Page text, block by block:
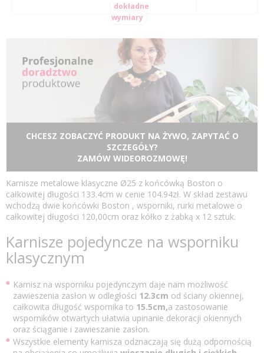
dokładne
wymiary
CHCESZ ZOBACZYĆ PRODUKT NA ŻYWO, ZAPYTAĆ O
SZCZEGÓŁY?
ZAMÓW WIDEOROZMOWĘ!
Karnisze metalowe klasyczne Ø25 z końcówką Boston o
całkowitej długości 133.4cm w cenie 104.94zł. W skład zestawu
wchodzą dwie końcówki Boston , wsporniki, rurki metalowe o
całkowitej długości 120,00cm oraz kółko z żabką x 12 sztuk.
Karnisze pojedyncze na wsporniku
klasycznym
Karnisz na wsporniku pojedynczym daje nam możliwość
zawieszenia zasłon w odległości 12.3cm od ściany okiennej,
całkowita długość wspornika to 15.5cm,a zastosowanie
wsporników otwartych ułatwia upinanie dekoracji okiennych
oraz ściąganie i zawieszanie zasłon.
Wszystkie elementy karnisza odznaczają się dużą odpornością